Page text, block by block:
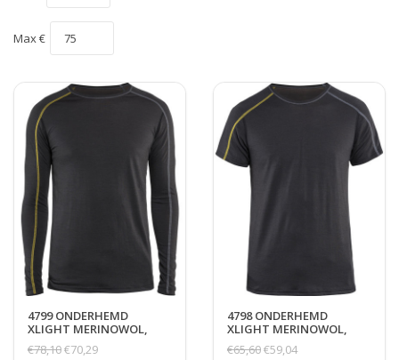
Max €
4799 ONDERHEMD
XLIGHT MERINOWOL,
LANGE MOUW
€78,10€70,29
4798 ONDERHEMD
XLIGHT MERINOWOL,
KORTE MOUW
€65,60€59,04